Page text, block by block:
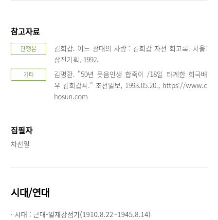
참고자료
단행본
김희갑. 어느 광대의 사랑 : 김희갑 자전 회고록. 서울:
삼진기획, 1992.
기타
김명환. "50년 웃음인생 합죽이 /18일 타계한 희극배
우 김희갑씨." 조선일보, 1993.05.20., https://www.c
hosun.com
집필자
차선일
시대/연대
· 시대 :근대-일제강점기(1910.8.22~1945.8.14)